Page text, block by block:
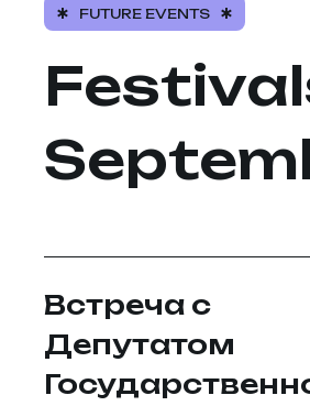
FUTURE EVENTS
Встреча с
Депутатом